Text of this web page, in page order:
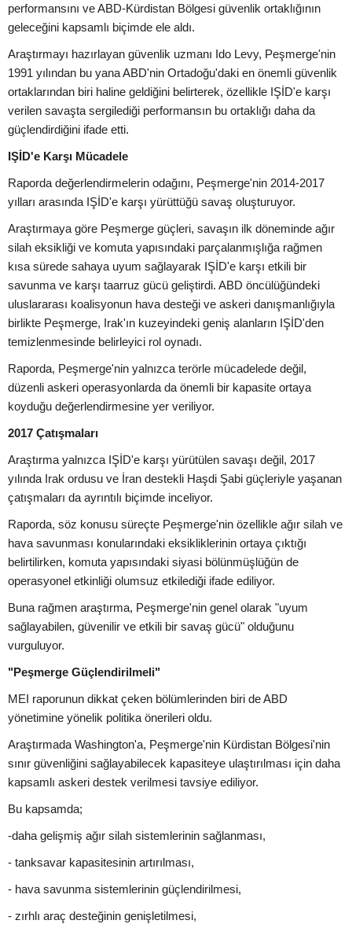
performansını ve ABD-Kürdistan Bölgesi güvenlik ortaklığının
geleceğini kapsamlı biçimde ele aldı.
Araştırmayı hazırlayan güvenlik uzmanı Ido Levy, Peşmerge'nin
1991 yılından bu yana ABD'nin Ortadoğu'daki en önemli güvenlik
ortaklarından biri haline geldiğini belirterek, özellikle IŞİD'e karşı
verilen savaşta sergilediği performansın bu ortaklığı daha da
güçlendirdiğini ifade etti.
IŞİD'e Karşı Mücadele
Raporda değerlendirmelerin odağını, Peşmerge'nin 2014-2017
yılları arasında IŞİD'e karşı yürüttüğü savaş oluşturuyor.
Araştırmaya göre Peşmerge güçleri, savaşın ilk döneminde ağır
silah eksikliği ve komuta yapısındaki parçalanmışlığa rağmen
kısa sürede sahaya uyum sağlayarak IŞİD'e karşı etkili bir
savunma ve karşı taarruz gücü geliştirdi. ABD öncülüğündeki
uluslararası koalisyonun hava desteği ve askeri danışmanlığıyla
birlikte Peşmerge, Irak'ın kuzeyindeki geniş alanların IŞİD'den
temizlenmesinde belirleyici rol oynadı.
Raporda, Peşmerge'nin yalnızca terörle mücadelede değil,
düzenli askeri operasyonlarda da önemli bir kapasite ortaya
koyduğu değerlendirmesine yer veriliyor.
2017 Çatışmaları
Araştırma yalnızca IŞİD'e karşı yürütülen savaşı değil, 2017
yılında Irak ordusu ve İran destekli Haşdi Şabi güçleriyle yaşanan
çatışmaları da ayrıntılı biçimde inceliyor.
Raporda, söz konusu süreçte Peşmerge'nin özellikle ağır silah ve
hava savunması konularındaki eksikliklerinin ortaya çıktığı
belirtilirken, komuta yapısındaki siyasi bölünmüşlüğün de
operasyonel etkinliği olumsuz etkilediği ifade ediliyor.
Buna rağmen araştırma, Peşmerge'nin genel olarak "uyum
sağlayabilen, güvenilir ve etkili bir savaş gücü" olduğunu
vurguluyor.
"Peşmerge Güçlendirilmeli"
MEI raporunun dikkat çeken bölümlerinden biri de ABD
yönetimine yönelik politika önerileri oldu.
Araştırmada Washington'a, Peşmerge'nin Kürdistan Bölgesi'nin
sınır güvenliğini sağlayabilecek kapasiteye ulaştırılması için daha
kapsamlı askeri destek verilmesi tavsiye ediliyor.
Bu kapsamda;
-daha gelişmiş ağır silah sistemlerinin sağlanması,
- tanksavar kapasitesinin artırılması,
- hava savunma sistemlerinin güçlendirilmesi,
- zırhlı araç desteğinin genişletilmesi,